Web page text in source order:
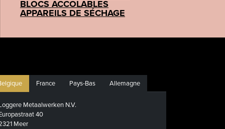
BLOCS ACCOLABLES
APPAREILS DE SÉCHAGE
France Pays-Bas Allemagne
Metaalwerken N.V.
40
Meer